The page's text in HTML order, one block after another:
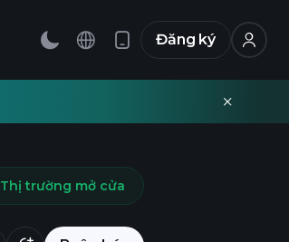
Đăng ký
Thị trường mở cửa